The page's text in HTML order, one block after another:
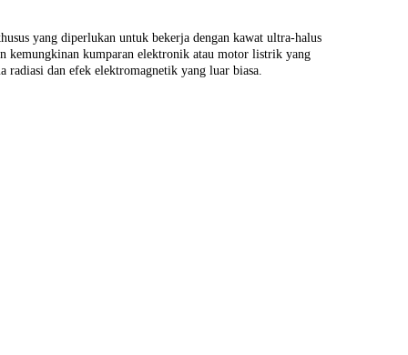
yang diperlukan untuk bekerja dengan kawat ultra-halus
kemungkinan kumparan elektronik atau motor listrik yang
dan efek elektromagnetik yang luar biasa.